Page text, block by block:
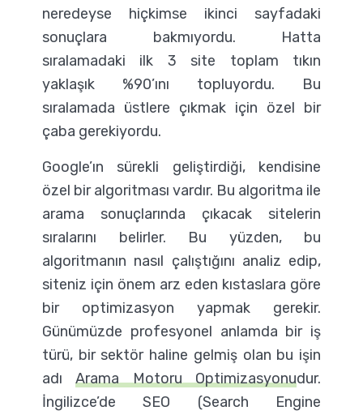
neredeyse hiçkimse ikinci sayfadaki
sonuçlara bakmıyordu. Hatta
sıralamadaki ilk 3 site toplam tıkın
yaklaşık %90’ını topluyordu. Bu
sıralamada üstlere çıkmak için özel bir
çaba gerekiyordu.
Google’ın sürekli geliştirdiği, kendisine
özel bir algoritması vardır. Bu algoritma ile
arama sonuçlarında çıkacak sitelerin
sıralarını belirler. Bu yüzden, bu
algoritmanın nasıl çalıştığını analiz edip,
siteniz için önem arz eden kıstaslara göre
bir optimizasyon yapmak gerekir.
Günümüzde profesyonel anlamda bir iş
türü, bir sektör haline gelmiş olan bu işin
adıArama Motoru Optimizasyonudur.
İngilizce’de SEO (Search Engine